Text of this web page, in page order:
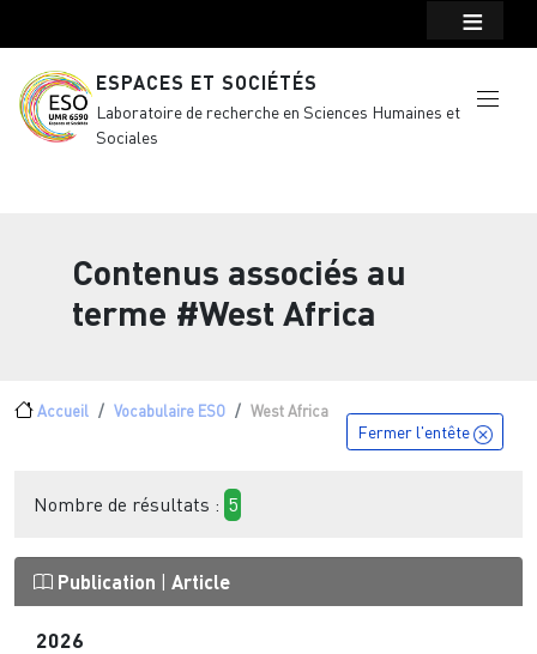
ESPACES ET SOCIÉTÉS
Laboratoire de recherche en Sciences Humaines et
Sociales
Contenus associés au
terme #West Africa
Fil d'Ariane
Accueil Vocabulaire ESO West Africa
Fermer l'entête
Nombre de résultats : 5
Publication Article
2026